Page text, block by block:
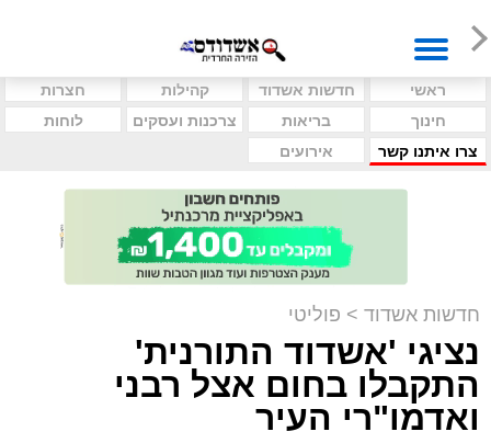
ראשי חדשות אשדוד קהילות
חצרות
חינוך
בריאות צרכנות ועסקים
לוחות
צרו איתנו קשר
אירועים
חדשות אשדוד > פוליטי
נציגי 'אשדוד התורנית'
התקבלו בחום אצל רבני
ואדמו"רי העיר